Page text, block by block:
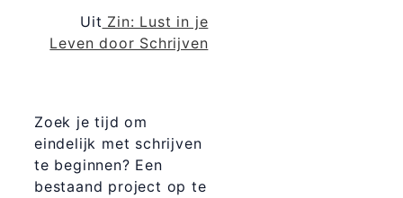
Uit Zin: Lust in je
Leven door Schrijven
Zoek je tijd om
eindelijk met schrijven
te beginnen? Een
bestaand project op te